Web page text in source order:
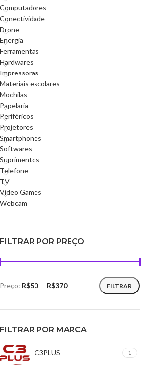
Computadores
Conectividade
Drone
Energia
Ferramentas
Hardwares
Impressoras
Materiais escolares
Mochilas
Papelaria
Periféricos
Projetores
Smartphones
Softwares
Suprimentos
Telefone
TV
Video Games
Webcam
FILTRAR POR PREÇO
FILTRAR
Preço: R$50— R$370
FILTRAR POR MARCA
C3PLUS 1